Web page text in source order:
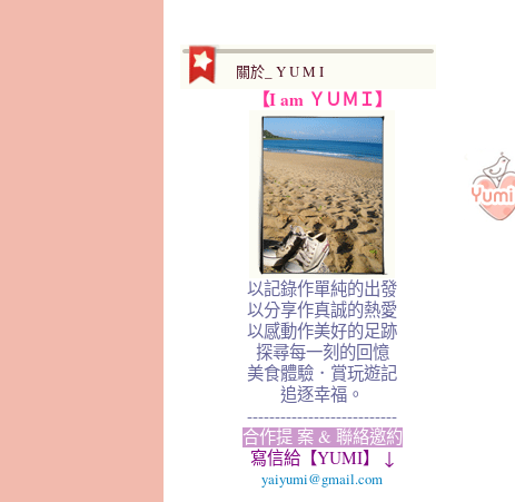
關於_ Y U M I
【I am ＹＵＭＩ】
以記錄作單純的出發
以分享作真誠的熱愛
以感動作美好的足跡
探尋每一刻的回憶
美食體驗．賞玩遊記
追逐幸福。
---------------------------
合作提 案 & 聯絡邀約
寫信給【YUMI】 ↓
yaiyumi@gmail.com